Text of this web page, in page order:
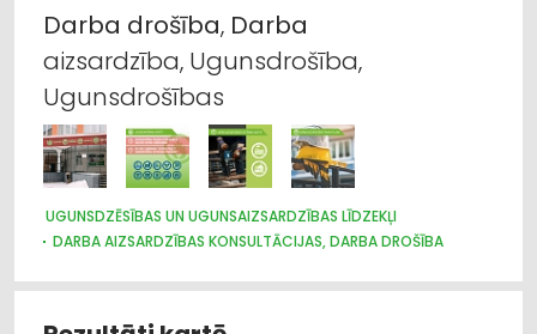
Darba drošība, Darba
aizsardzība, Ugunsdrošība,
Ugunsdrošības
UGUNSDZĒSĪBAS UN UGUNSAIZSARDZĪBAS LĪDZEKĻI
DARBA AIZSARDZĪBAS KONSULTĀCIJAS, DARBA DROŠĪBA